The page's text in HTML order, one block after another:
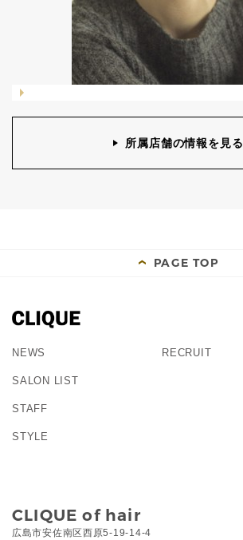
所属店舗の情報を見る
PAGE TOP
NEWS
SALON LIST
STAFF
STYLE
RECRUIT
CLIQUE of hair
広島市安佐南区西原5-19-14-4